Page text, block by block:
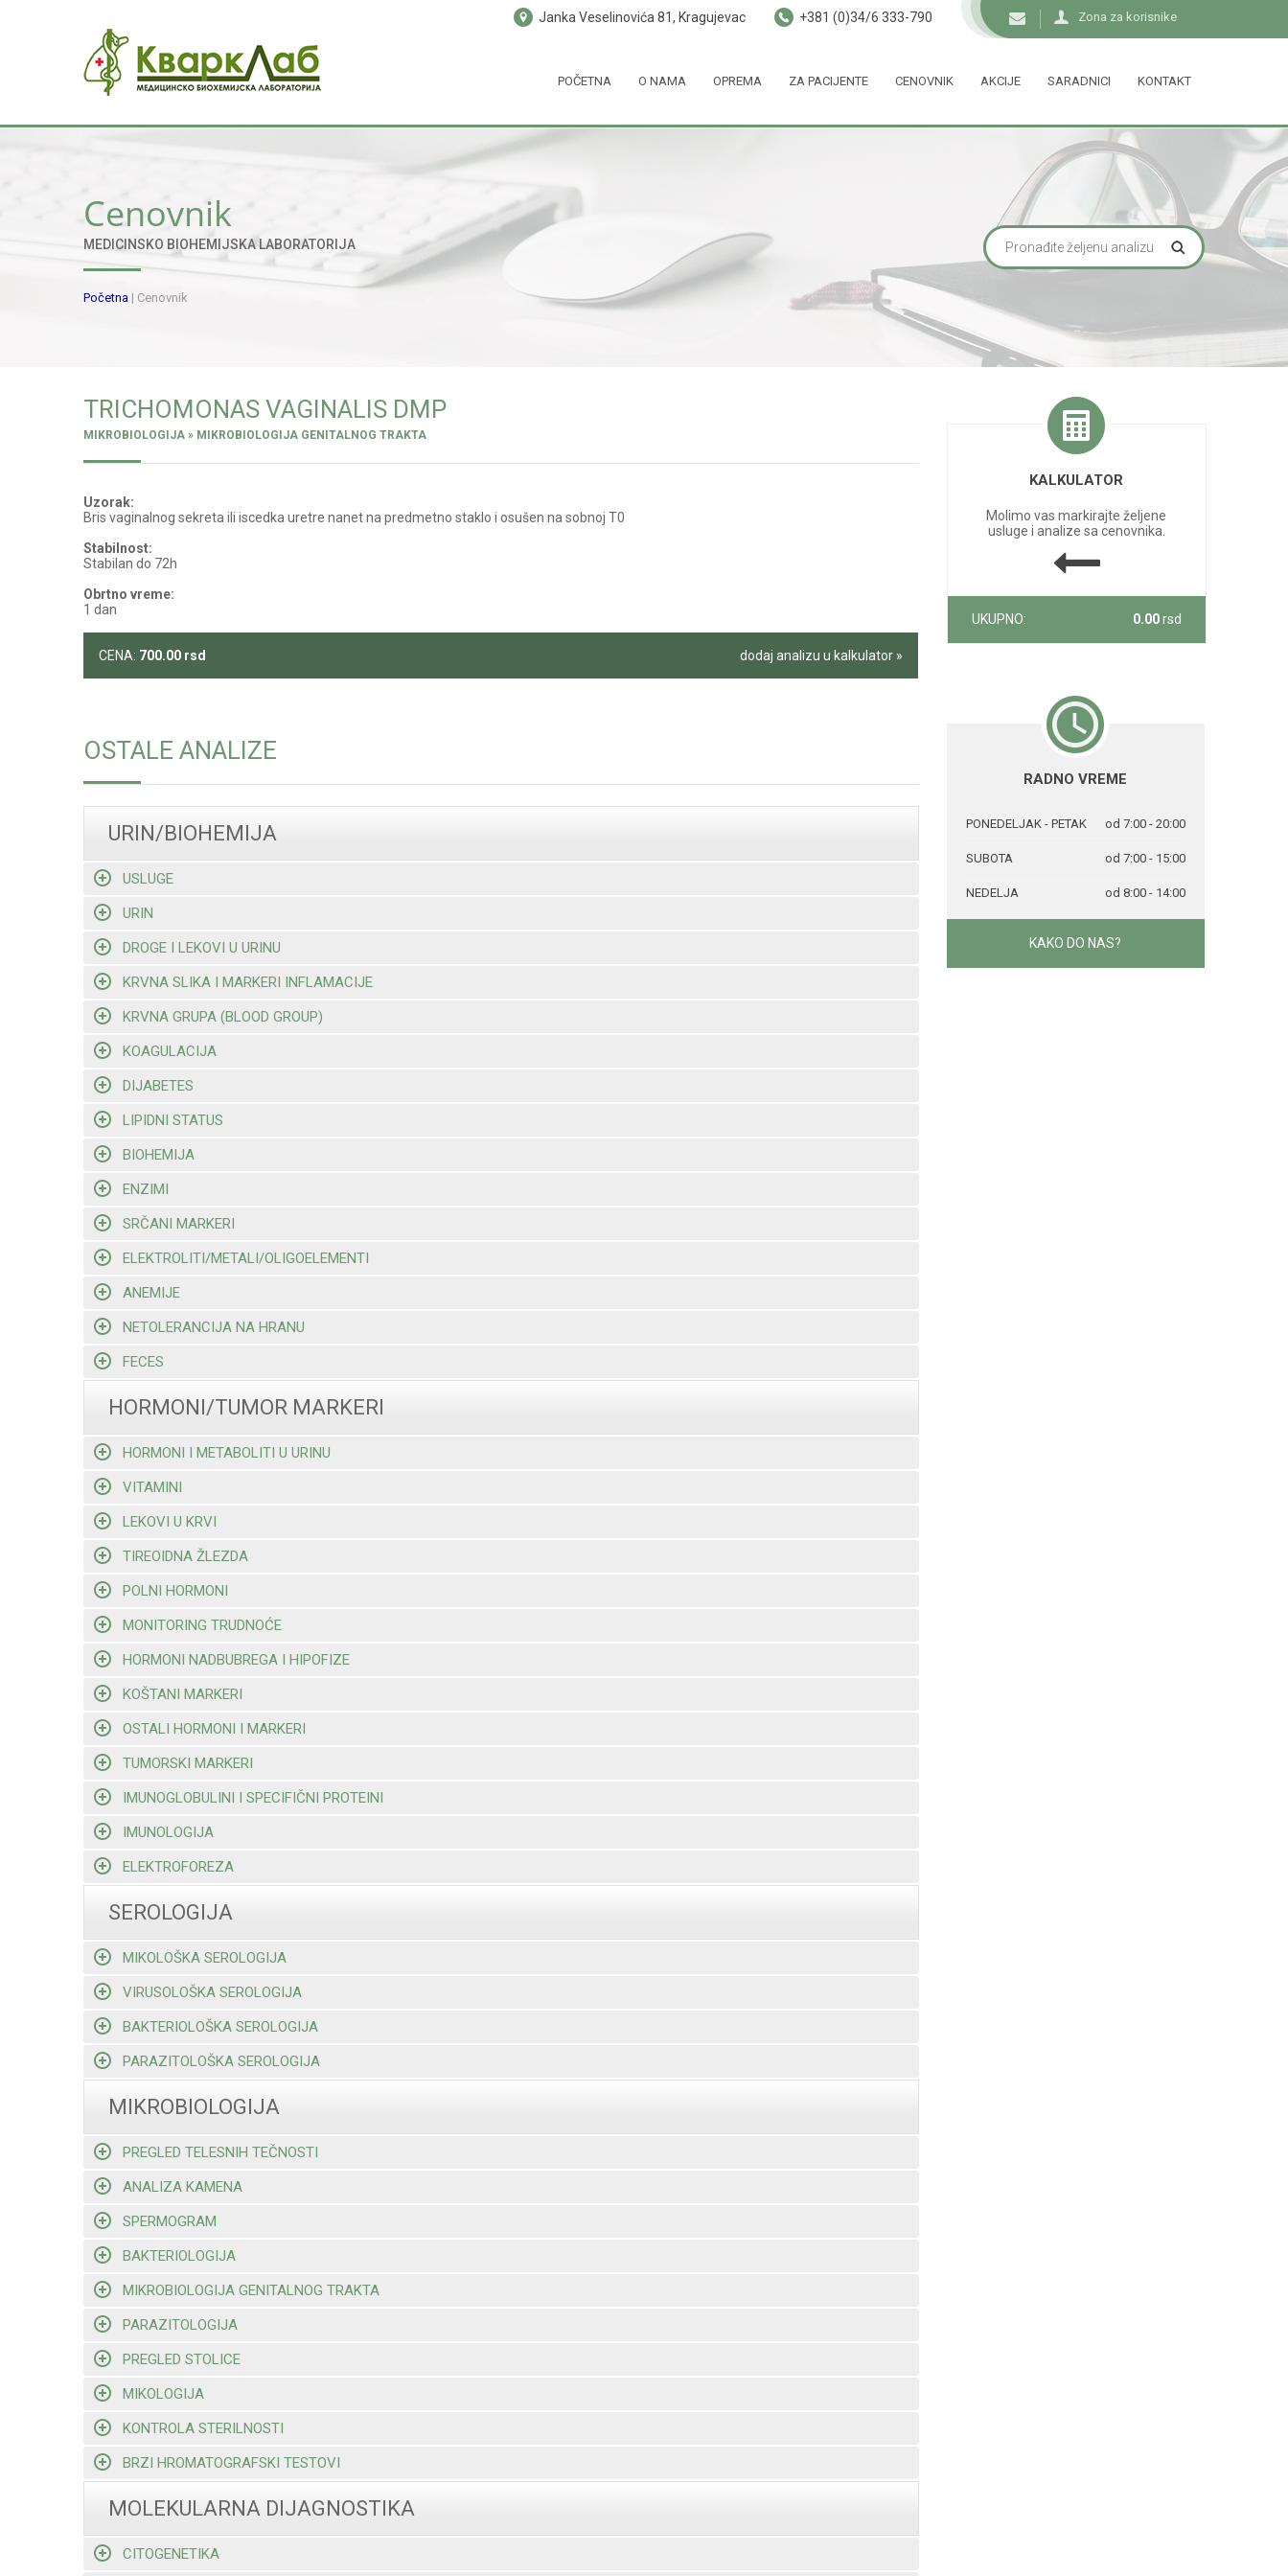
Zona za korisnike
Janka Veselinovića 81, Kragujevac +381 (0)34/6 333-790
POČETNA O NAMA OPREMA ZA PACIJENTE CENOVNIK AKCIJE SARADNICI KONTAKT
Cenovnik
MEDICINSKO BIOHEMIJSKA LABORATORIJA
Početna | Cenovnik
TRICHOMONAS VAGINALIS DMP
MIKROBIOLOGIJA » MIKROBIOLOGIJA GENITALNOG TRAKTA
Uzorak:
Bris vaginalnog sekreta ili iscedka uretre nanet na predmetno staklo i osušen na sobnoj T0
Stabilnost:
Stabilan do 72h
Obrtno vreme:
1 dan
CENA: 700.00 rsd dodaj analizu u kalkulator »
OSTALE ANALIZE
URIN/BIOHEMIJA
USLUGE
URIN
DROGE I LEKOVI U URINU
KRVNA SLIKA I MARKERI INFLAMACIJE
KRVNA GRUPA (BLOOD GROUP)
KOAGULACIJA
DIJABETES
LIPIDNI STATUS
BIOHEMIJA
ENZIMI
SRČANI MARKERI
ELEKTROLITI/METALI/OLIGOELEMENTI
ANEMIJE
NETOLERANCIJA NA HRANU
FECES
HORMONI/TUMOR MARKERI
HORMONI I METABOLITI U URINU
VITAMINI
LEKOVI U KRVI
TIREOIDNA ŽLEZDA
POLNI HORMONI
MONITORING TRUDNOĆE
HORMONI NADBUBREGA I HIPOFIZE
KOŠTANI MARKERI
OSTALI HORMONI I MARKERI
TUMORSKI MARKERI
IMUNOGLOBULINI I SPECIFIČNI PROTEINI
IMUNOLOGIJA
ELEKTROFOREZA
SEROLOGIJA
MIKOLOŠKA SEROLOGIJA
VIRUSOLOŠKA SEROLOGIJA
BAKTERIOLOŠKA SEROLOGIJA
PARAZITOLOŠKA SEROLOGIJA
MIKROBIOLOGIJA
PREGLED TELESNIH TEČNOSTI
ANALIZA KAMENA
SPERMOGRAM
BAKTERIOLOGIJA
MIKROBIOLOGIJA GENITALNOG TRAKTA
PARAZITOLOGIJA
PREGLED STOLICE
MIKOLOGIJA
KONTROLA STERILNOSTI
BRZI HROMATOGRAFSKI TESTOVI
MOLEKULARNA DIJAGNOSTIKA
CITOGENETIKA
KALKULATOR
Molimo vas markirajte željene
usluge i analize sa cenovnika.
UKUPNO: 0.00rsd
RADNO VREME
PONEDELJAK - PETAK od 7:00 - 20:00
SUBOTA od 7:00 - 15:00
NEDELJA od 8:00 - 14:00
KAKO DO NAS?